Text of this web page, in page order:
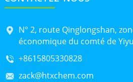
N° 2, route Qinglongshan,
économique du comté de
+8615805330828
zack@htxchem.com